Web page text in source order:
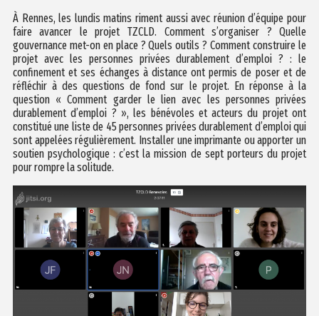
À Rennes, les lundis matins riment aussi avec réunion d’équipe pour
faire avancer le projet TZCLD. Comment s’organiser ? Quelle
gouvernance met-on en place ? Quels outils ? Comment construire le
projet avec les personnes privées durablement d’emploi ? : le
confinement et ses échanges à distance ont permis de poser et de
réfléchir à des questions de fond sur le projet. En réponse à la
question « Comment garder le lien avec les personnes privées
durablement d’emploi ? », les bénévoles et acteurs du projet ont
constitué une liste de 45 personnes privées durablement d’emploi qui
sont appelées régulièrement. Installer une imprimante ou apporter un
soutien psychologique : c’est la mission de sept porteurs du projet
pour rompre la solitude.